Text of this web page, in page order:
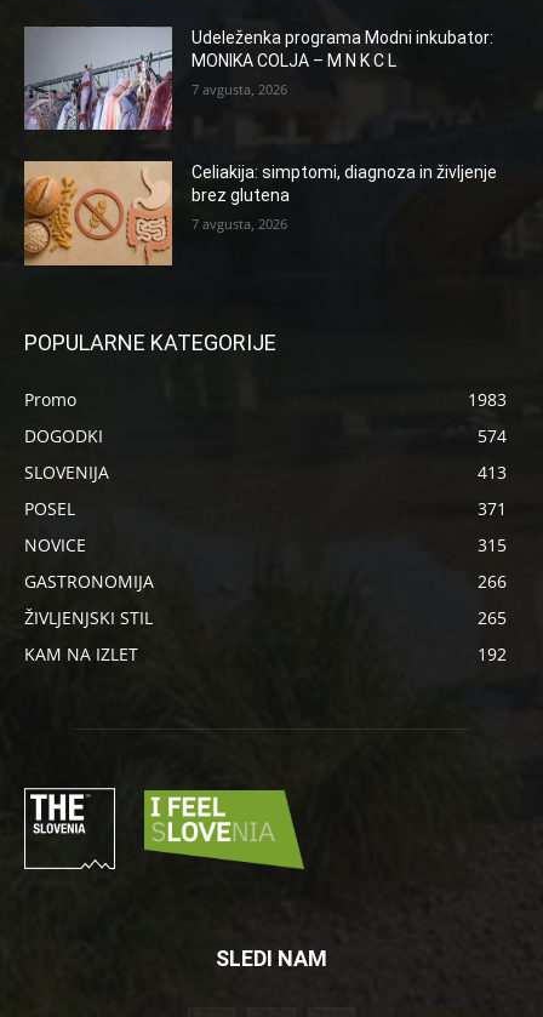
Udeleženka programa Modni inkubator:
MONIKA COLJA – M N K C L
7 avgusta, 2026
Celiakija: simptomi, diagnoza in življenje
brez glutena
7 avgusta, 2026
POPULARNE KATEGORIJE
Promo
1983
DOGODKI
574
SLOVENIJA
413
POSEL
371
NOVICE
315
GASTRONOMIJA
266
ŽIVLJENJSKI STIL
265
KAM NA IZLET
192
SLEDI NAM